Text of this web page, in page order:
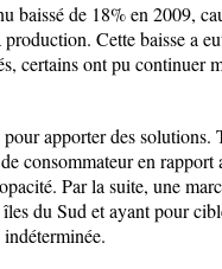
baissé de 18% en 2009,
Cette baisse a
certains ont pu continuer
apporter des
consommateur en
Par la suite, une
du Sud et ayant pour